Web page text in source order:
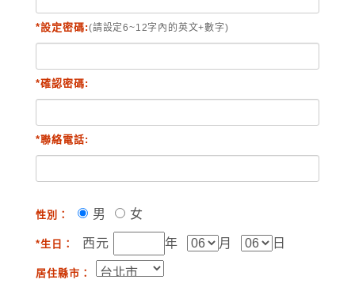
*設定密碼:(請設定6~12字內的英文+數字)
*確認密碼:
*聯絡電話:
性別： 男 女
*生日： 西元 年 月 日
居住縣市：